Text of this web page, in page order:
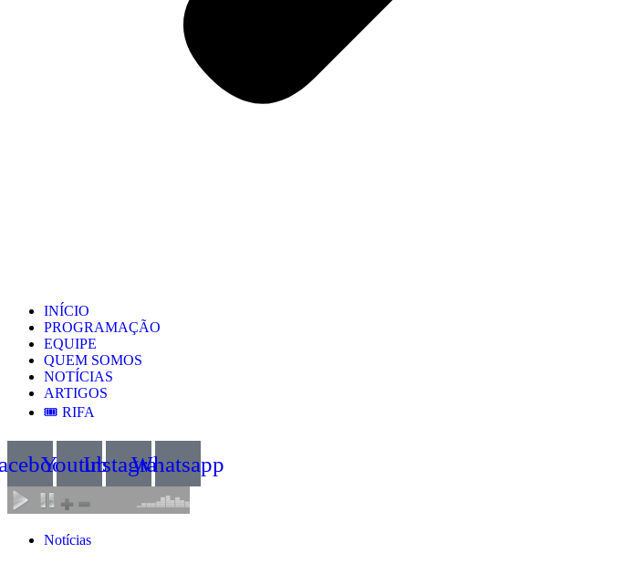
INÍCIO
PROGRAMAÇÃO
EQUIPE
QUEM SOMOS
NOTÍCIAS
ARTIGOS
🎟️ RIFA
YoutubeInstagramWhatsapp
Notícias